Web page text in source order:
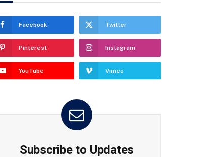
Facebook Twitter
Pinterest Instagram
YouTube Vimeo
Subscribe to Updates